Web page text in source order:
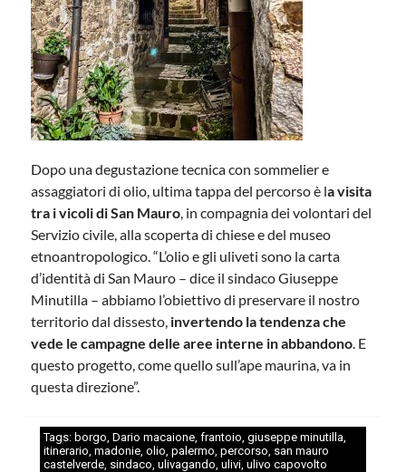
Dopo una degustazione tecnica con sommelier e
assaggiatori di olio, ultima tappa del percorso è la visita
tra i vicoli di San Mauro, in compagnia dei volontari del
Servizio civile, alla scoperta di chiese e del museo
etnoantropologico. “L’olio e gli uliveti sono la carta
d’identità di San Mauro – dice il sindaco Giuseppe
Minutilla – abbiamo l’obiettivo di preservare il nostro
territorio dal dissesto, invertendo la tendenza che
vede le campagne delle aree interne in abbandono. E
questo progetto, come quello sull’ape maurina, va in
questa direzione”.
Tags: borgo, Dario macaione, frantoio, giuseppe minutilla,
itinerario, madonie, olio, palermo, percorso, san mauro
castelverde, sindaco, ulivagando, ulivi, ulivo capovolto